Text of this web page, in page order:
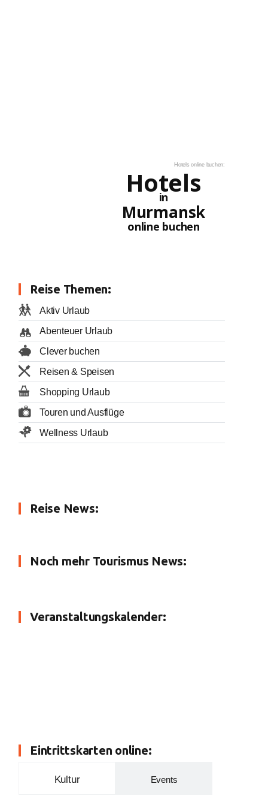
Hotels online buchen:
Hotels
in
Murmansk
online buchen
Reise Themen:
Aktiv Urlaub
Abenteuer Urlaub
Clever buchen
Reisen & Speisen
Shopping Urlaub
Touren und Ausflüge
Wellness Urlaub
Reise News:
Noch mehr Tourismus News:
Veranstaltungskalender:
Eintrittskarten online:
Kultur Events